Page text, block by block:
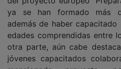
ya se han formado más
además de haber
edades comprendidas entre
otra parte, aún cabe
jóvenes capacitados
mencionado proyecto,